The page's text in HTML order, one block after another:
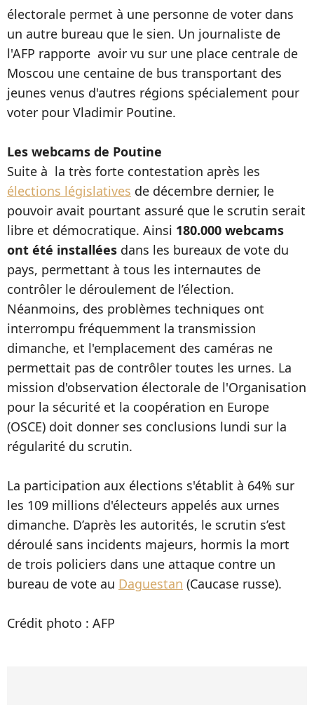
électorale permet à une personne de voter dans
un autre bureau que le sien. Un journaliste de
l'AFP rapporte avoir vu sur une place centrale de
Moscou une centaine de bus transportant des
jeunes venus d'autres régions spécialement pour
voter pour Vladimir Poutine.
Les webcams de Poutine
Suite à la très forte contestation après les
élections législatives de décembre dernier, le
pouvoir avait pourtant assuré que le scrutin serait
libre et démocratique. Ainsi 180.000 webcams
ont été installées dans les bureaux de vote du
pays, permettant à tous les internautes de
contrôler le déroulement de l’élection.
Néanmoins, des problèmes techniques ont
interrompu fréquemment la transmission
dimanche, et l'emplacement des caméras ne
permettait pas de contrôler toutes les urnes. La
mission d'observation électorale de l'Organisation
pour la sécurité et la coopération en Europe
(OSCE) doit donner ses conclusions lundi sur la
régularité du scrutin.
La participation aux élections s'établit à 64% sur
les 109 millions d'électeurs appelés aux urnes
dimanche. D’après les autorités, le scrutin s’est
déroulé sans incidents majeurs, hormis la mort
de trois policiers dans une attaque contre un
bureau de vote au Daguestan (Caucase russe).
Crédit photo : AFP